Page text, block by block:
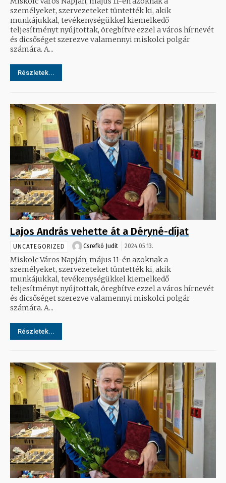
személyeket, szervezeteket tüntették ki, akik
munkájukkal, tevékenységükkel kiemelkedő
teljesítményt nyújtottak, öregbítve ezzel a város hírnevét
és dicsőséget szerezve valamennyi miskolci polgár
számára. A...
Részletek...
Lajos András vehette át a Déryné-díjat
UNCATEGORIZED Csrefkó Judit 2024.05.13.
Miskolc Város Napján, május 11-én azoknak a
személyeket, szervezeteket tüntették ki, akik
munkájukkal, tevékenységükkel kiemelkedő
teljesítményt nyújtottak, öregbítve ezzel a város hírnevét
és dicsőséget szerezve valamennyi miskolci polgár
számára. A...
Részletek...